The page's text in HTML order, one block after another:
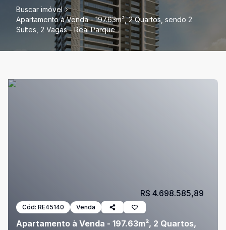
Buscar imóvel
Apartamento à Venda - 197.63m², 2 Quartos, sendo 2
Suítes, 2 Vagas - Real Parque
Cód: RE45140 Venda
Apartamento à Venda - 197.63m², 2 Quartos,
R$ 4.698.585,89